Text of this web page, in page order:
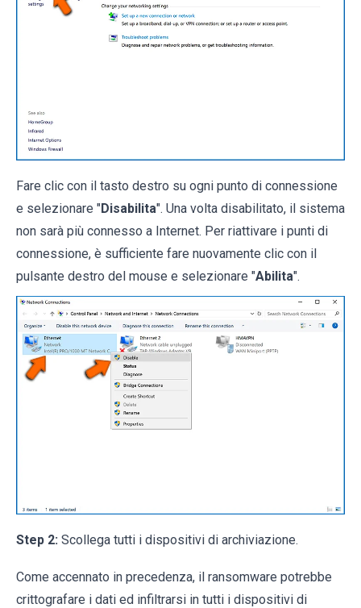
Fare clic con il tasto destro su ogni punto di connessione
e selezionare "Disabilita". Una volta disabilitato, il sistema
non sarà più connesso a Internet. Per riattivare i punti di
connessione, è sufficiente fare nuovamente clic con il
pulsante destro del mouse e selezionare "Abilita".
Step 2: Scollega tutti i dispositivi di archiviazione.
Come accennato in precedenza, il ransomware potrebbe
crittografare i dati ed infiltrarsi in tutti i dispositivi di